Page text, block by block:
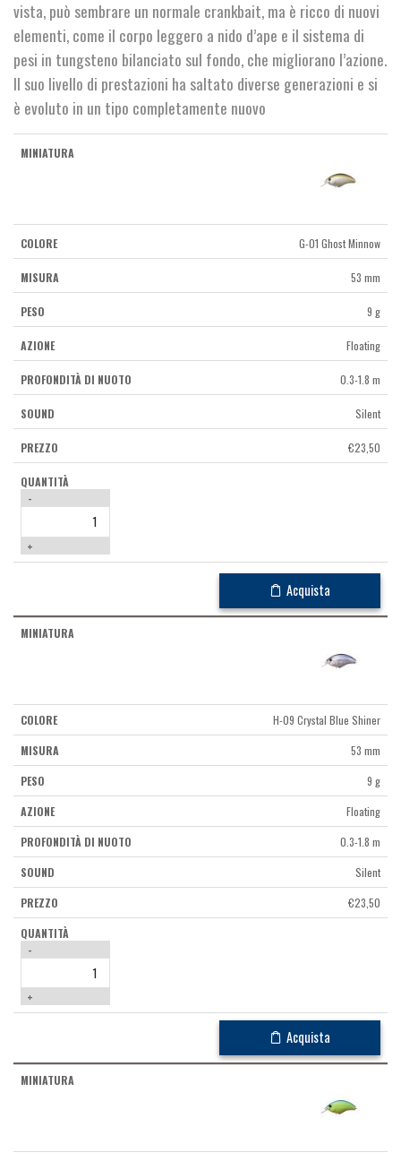
vista, può sembrare un normale crankbait, ma è ricco di nuovi
elementi, come il corpo leggero a nido d’ape e il sistema di
pesi in tungsteno bilanciato sul fondo, che migliorano l’azione.
Il suo livello di prestazioni ha saltato diverse generazioni e si
è evoluto in un tipo completamente nuovo
G-01 Ghost Minnow
53 mm
9 g
Floating
0.3-1.8 m
Silent
€23,50
-
+
Acquista
H-09 Crystal Blue Shiner
53 mm
9 g
Floating
0.3-1.8 m
Silent
€23,50
-
+
Acquista